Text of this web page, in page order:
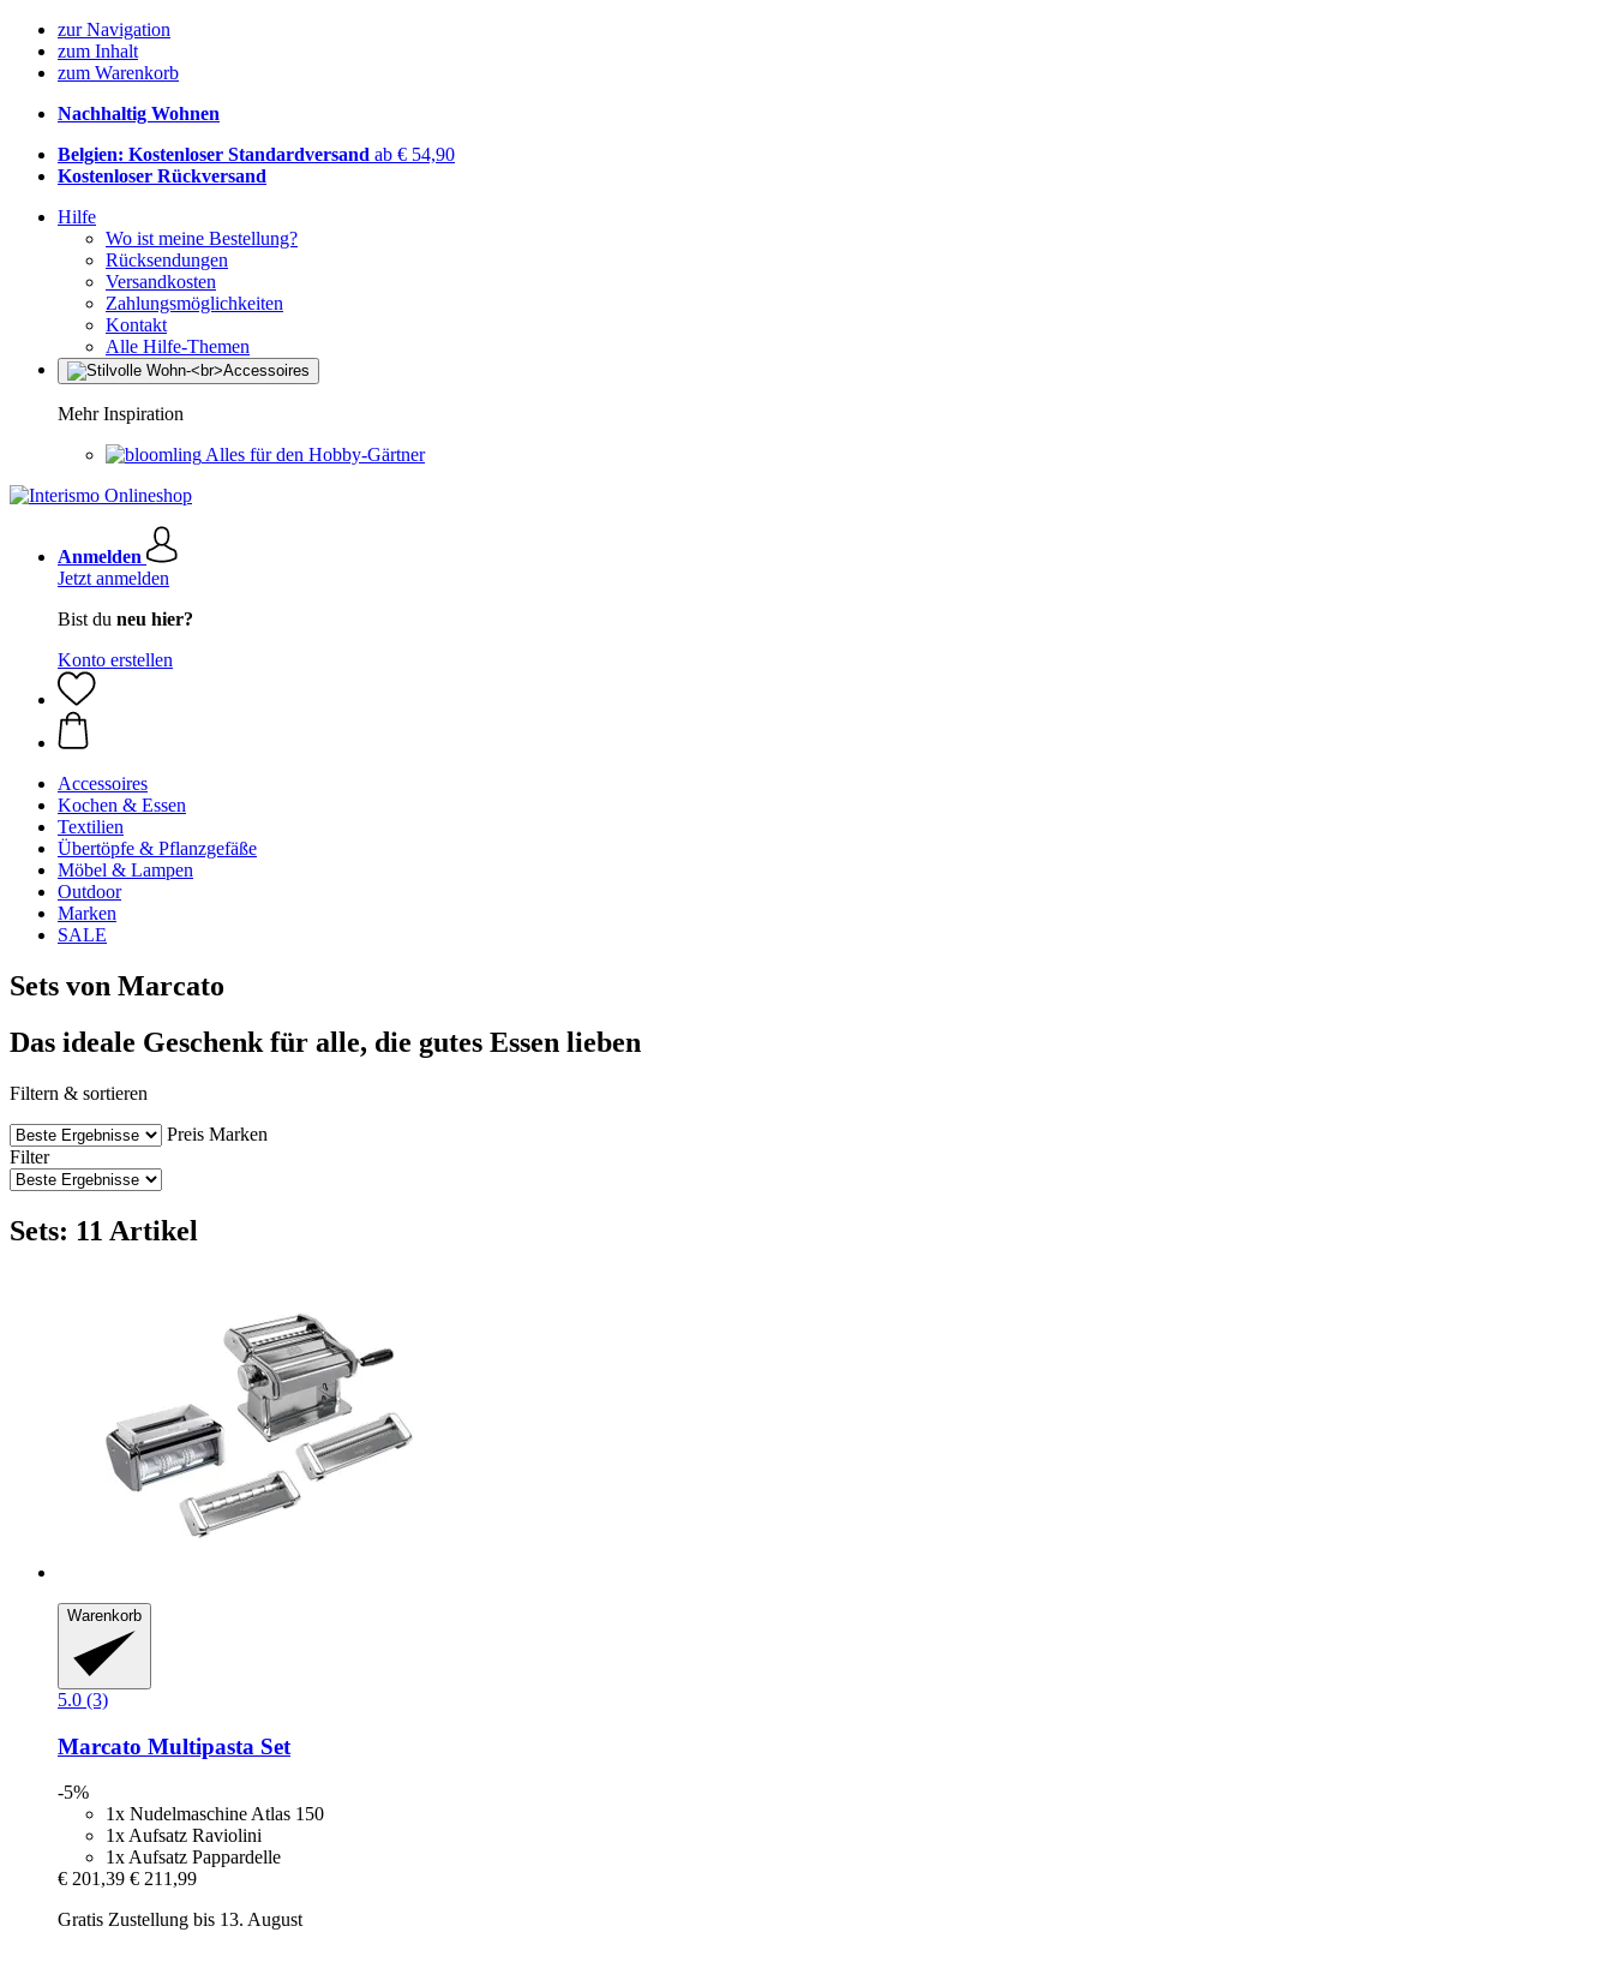
zur Navigation
zum Inhalt
zum Warenkorb
Nachhaltig Wohnen
Belgien: Kostenloser Standardversand ab € 54,90
Kostenloser Rückversand
Hilfe
Wo ist meine Bestellung?
Rücksendungen
Versandkosten
Zahlungsmöglichkeiten
Kontakt
Alle Hilfe-Themen
Mehr Inspiration
Alles für den Hobby-Gärtner
Anmelden
Jetzt anmelden
Bist du neu hier?
Konto erstellen
Accessoires
Kochen & Essen
Textilien
Übertöpfe & Pflanzgefäße
Möbel & Lampen
Outdoor
Marken
SALE
Sets von Marcato
Das ideale Geschenk für alle, die gutes Essen lieben
Filtern & sortieren
Preis Marken
Filter
Sets: 11 Artikel
Warenkorb
5.0 (3)
Marcato Multipasta Set
-5%
1x Nudelmaschine Atlas 150
1x Aufsatz Raviolini
1x Aufsatz Pappardelle
€ 201,39 € 211,99
Gratis Zustellung bis 13. August